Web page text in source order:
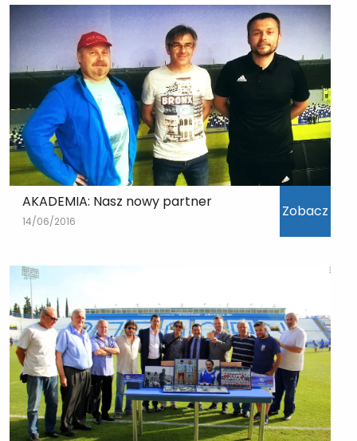
AKADEMIA: Nasz nowy partner
14/06/2016
Zobacz